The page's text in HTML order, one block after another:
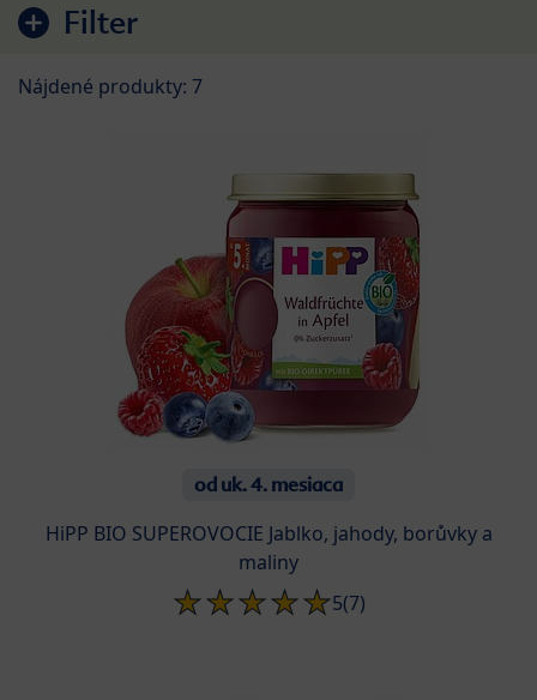
Filter
Nájdené produkty: 7
od uk. 4. mesiaca
HiPP BIO SUPEROVOCIE Jablko, jahody, borůvky a
maliny
5(7)